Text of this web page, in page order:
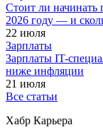
Стоит ли начинать
2026 году — и
22 июля
Зарплаты
Зарплаты IT-
ниже инфляции
21 июля
Все статьи
Хабр Карьера